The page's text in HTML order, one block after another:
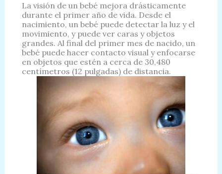
La visión de un bebé mejora drásticamente
durante el primer año de vida. Desde el
nacimiento, un bebé puede detectar la luz y el
movimiento, y puede ver caras y objetos
grandes. Al final del primer mes de nacido, un
bebé puede hacer contacto visual y enfocarse
en objetos que estén a cerca de 30,480
centímetros (12 pulgadas) de distancia.